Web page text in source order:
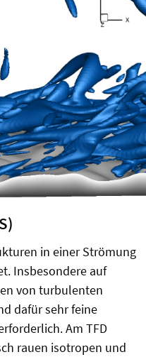
in einer Strömung
Insbesondere auf
von turbulenten
dafür sehr feine
Am TFD
rauen isotropen und